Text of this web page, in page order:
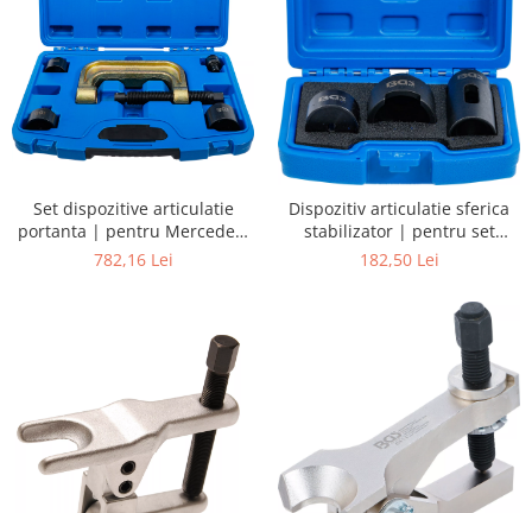
Set dispozitive articulatie
portanta | pentru Mercedes-
Benz
782,16 Lei
Dispozitiv articulatie sferica
stabilizator | pentru set
dispozitive articulatie
182,50 Lei